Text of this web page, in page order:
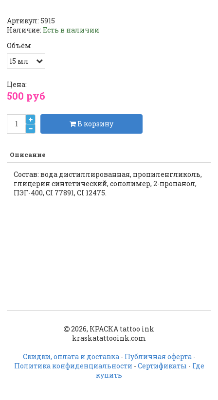
Артикул: 5915
Наличие: Есть в наличии
Объём
Цена:
500 руб
В корзину
Описание
Состав: вода дистиллированная, пропиленгликоль,
глицерин синтетический, сополимер, 2-пропанол,
ПЭГ-400, CI 77891, CI 12475.
2026, КРАСКА tattoo ink
kraskatattooink.com
Скидки, оплата и доставка - Публичная оферта -
Политика конфиденциальности - Сертификаты - Где
купить